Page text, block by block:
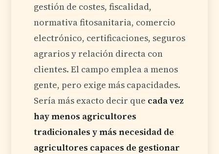
gestión de costes, fiscalidad,
normativa fitosanitaria, comercio
electrónico, certificaciones, seguros
agrarios y relación directa con
clientes. El campo emplea a menos
gente, pero exige más capacidades.
Sería más exacto decir que cada vez
hay menos agricultores
tradicionales y más necesidad de
agricultores capaces de gestionar